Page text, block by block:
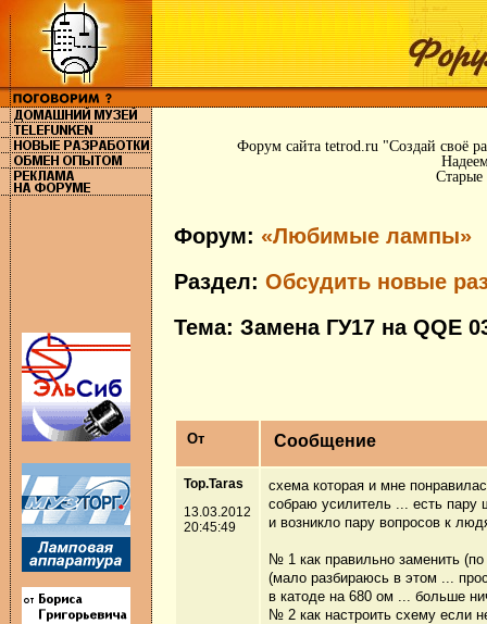
Форум сайта tetrod.ru "Создай своё
Старые
Форум: «Любимые лампы»
Раздел: Обсудить новые
Тема: Замена ГУ17 на QQE
От Сообщение
Top.Taras
13.03.2012
20:45:49
схема которая и мне
собраю усилитель ... есть пару
и возникло пару вопросов к
№ 1 как правильно заменить
(мало разбираюсь в этом ...
в катоде на 680 ом ... больше
№ 2 как настроить схему если